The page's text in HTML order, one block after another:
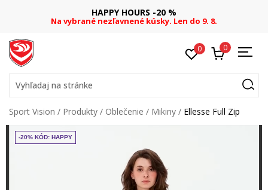
HAPPY HOURS -20 %
Na vybrané nezľavnené kúsky. Len do 9. 8.
0 0
Vyhľadaj na stránke
Sport Vision Produkty Oblečenie Mikiny Ellesse Full Zip
-20% KÓD: HAPPY